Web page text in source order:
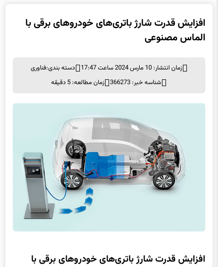
افزایش قدرت شارژ باتری‌های خودروهای برقی با
الماس مصنوعی
زمان انتشار: 10 مارس 2024 ساعت 17:47 دسته بندی:فناوری
شناسه خبر: 366273
زمان مطالعه: 5 دقیقه
افزایش قدرت شارژ باتری‌های خودروهای برقی با